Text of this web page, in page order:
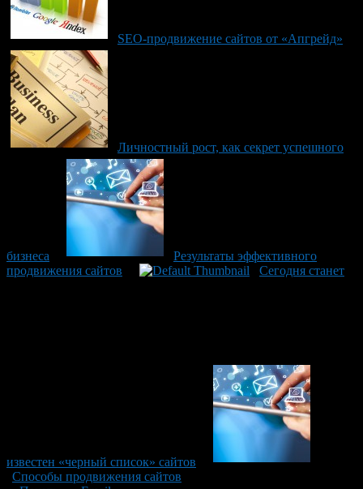
SEO-продвижение сайтов от «Апгрейд»
Личностный рост, как секрет успешного
бизнеса
Результаты эффективного
продвижения сайтов
Сегодня станет
известен «черный список» сайтов
Способы продвижения сайтов